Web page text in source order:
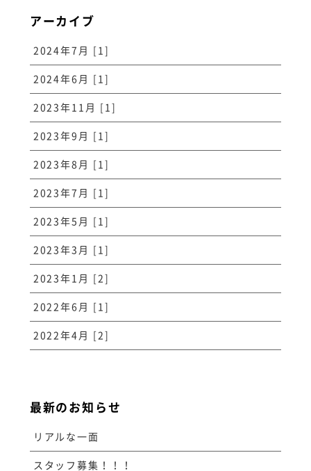
アーカイブ
2024年7月 [1]
2024年6月 [1]
2023年11月 [1]
2023年9月 [1]
2023年8月 [1]
2023年7月 [1]
2023年5月 [1]
2023年3月 [1]
2023年1月 [2]
2022年6月 [1]
2022年4月 [2]
最新のお知らせ
リアルな一面
スタッフ募集！！！